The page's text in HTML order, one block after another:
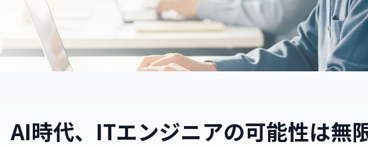
AI時代、ITエンジニアの可能性は無